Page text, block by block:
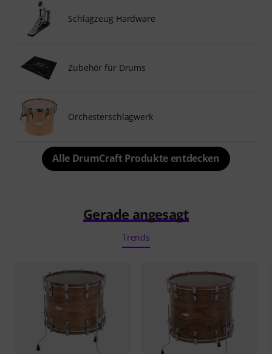
Schlagzeug Hardware
Zubehör für Drums
Orchesterschlagwerk
Alle DrumCraft Produkte entdecken
Gerade angesagt
Trends